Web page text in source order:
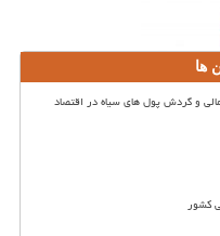
ها
و گردش پول های سیاه در اقتصاد
کشور